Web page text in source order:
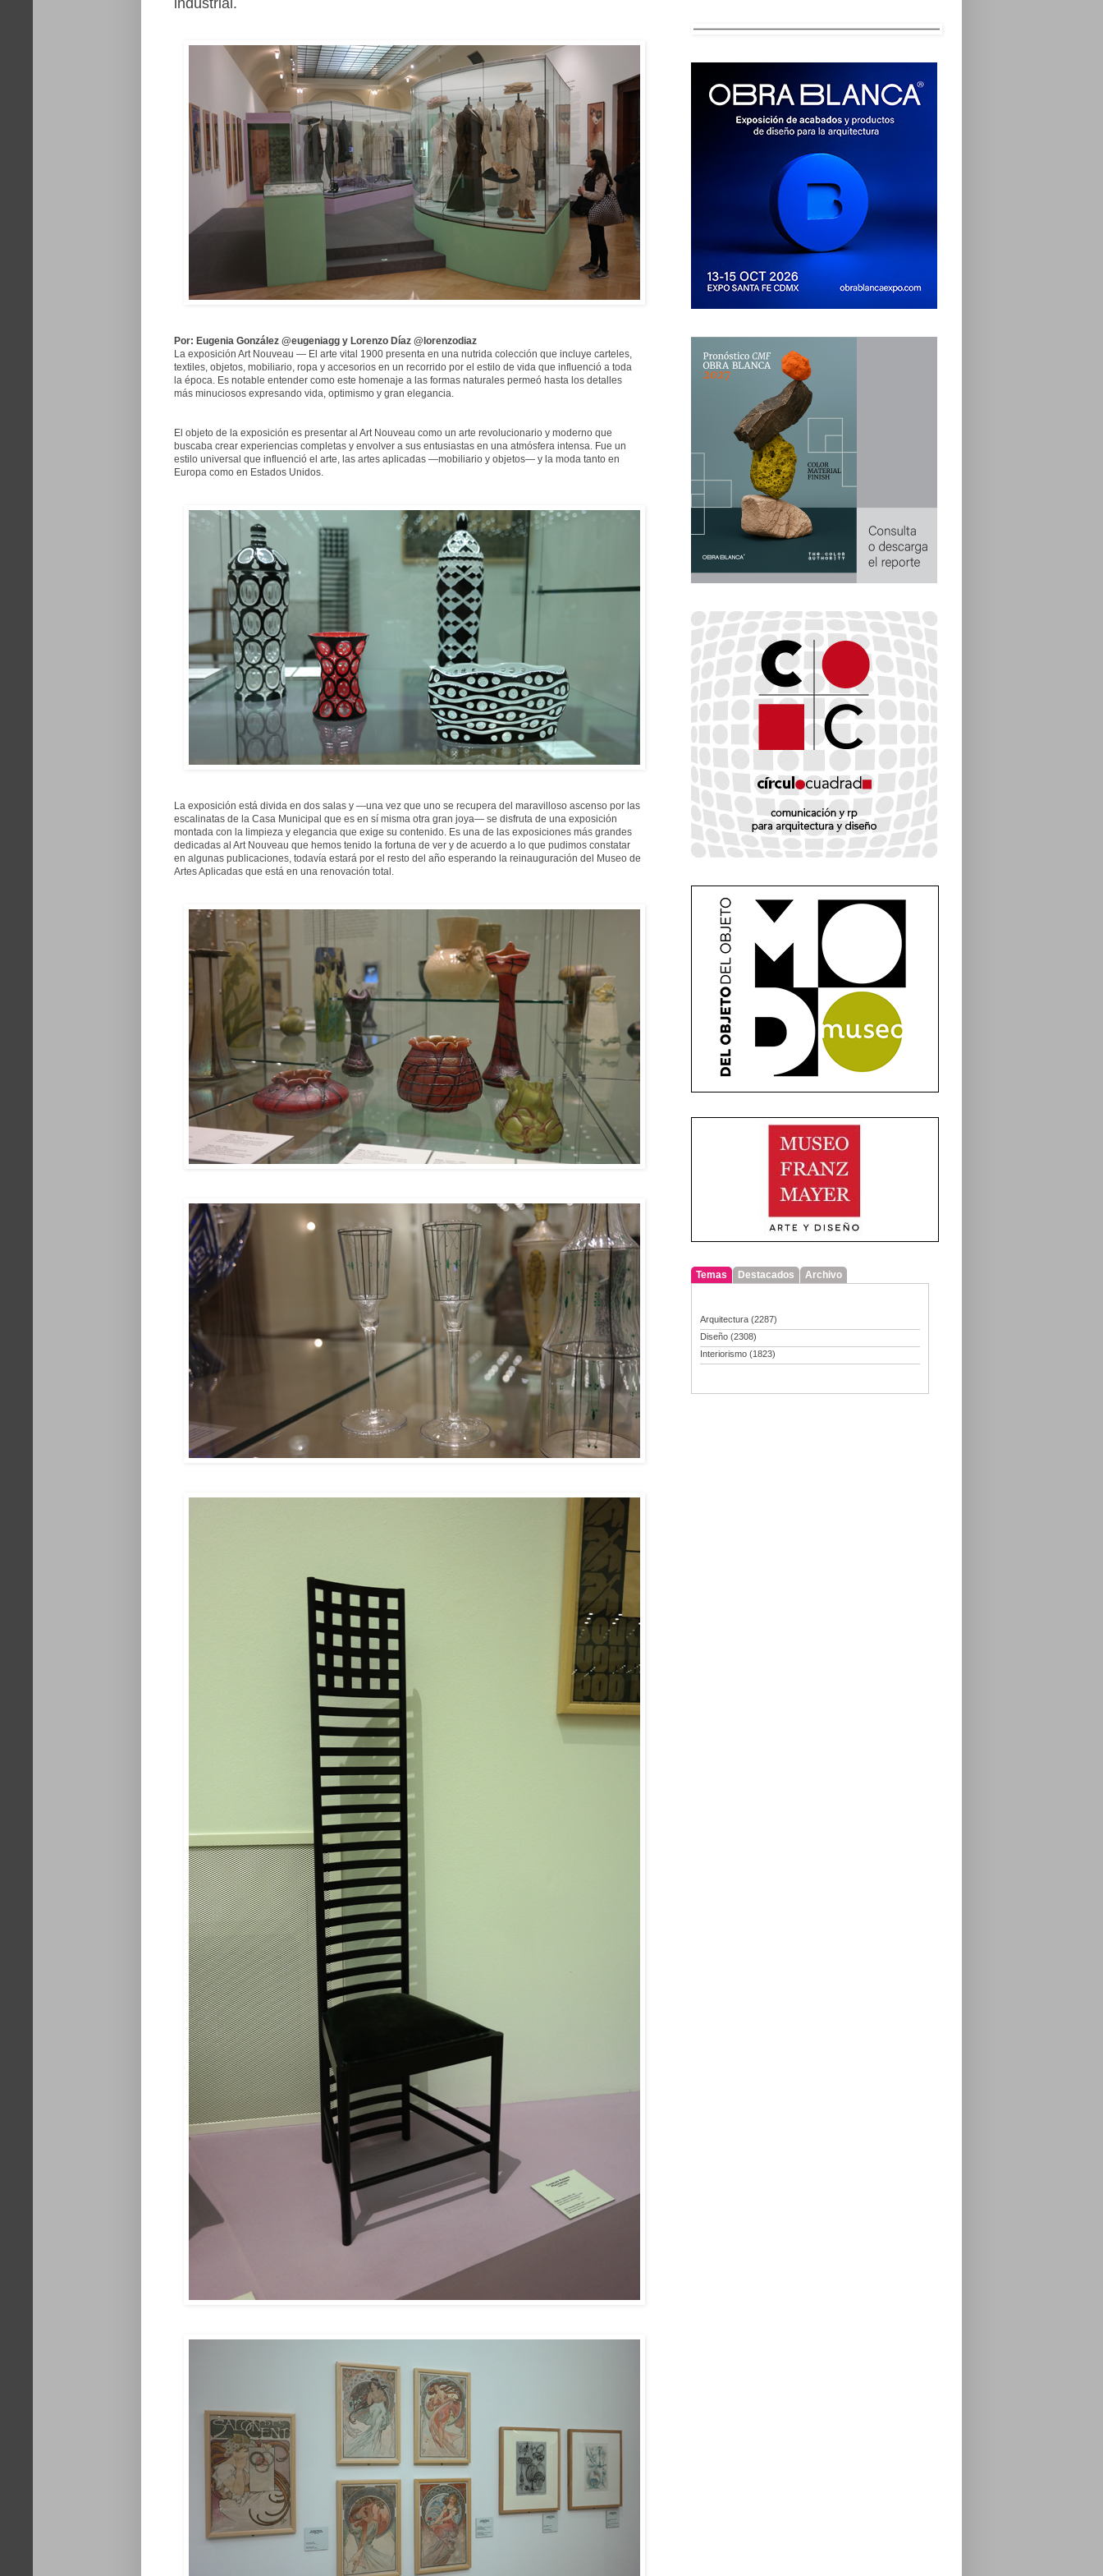
Por: Eugenia González @eugeniagg y Lorenzo Díaz @lorenzodiaz
La exposición Art Nouveau — El arte vital 1900 presenta en una nutrida colección que incluye carteles,
textiles, objetos, mobiliario, ropa y accesorios en un recorrido por el estilo de vida que influenció a toda
la época. Es notable entender como este homenaje a las formas naturales permeó hasta los detalles
más minuciosos expresando vida, optimismo y gran elegancia.
El objeto de la exposición es presentar al Art Nouveau como un arte revolucionario y moderno que
buscaba crear experiencias completas y envolver a sus entusiastas en una atmósfera intensa. Fue un
estilo universal que influenció el arte, las artes aplicadas —mobiliario y objetos— y la moda tanto en
Europa como en Estados Unidos.
La exposición está divida en dos salas y —una vez que uno se recupera del maravilloso ascenso por las
escalinatas de la Casa Municipal que es en sí misma otra gran joya— se disfruta de una exposición
montada con la limpieza y elegancia que exige su contenido. Es una de las exposiciones más grandes
dedicadas al Art Nouveau que hemos tenido la fortuna de ver y de acuerdo a lo que pudimos constatar
en algunas publicaciones, todavía estará por el resto del año esperando la reinauguración del Museo de
Artes Aplicadas que está en una renovación total.
Temas Destacados Archivo
Arquitectura (2287)
Diseño (2308)
Interiorismo (1823)